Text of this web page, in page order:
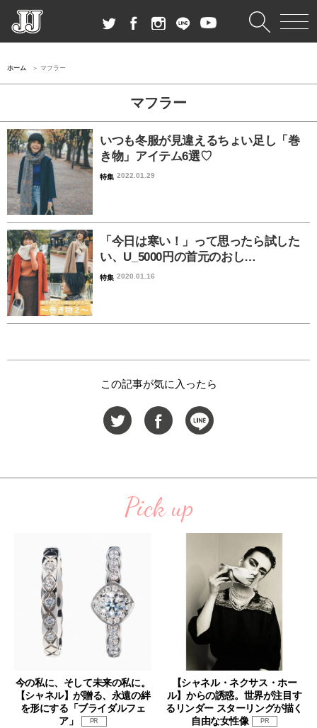
ホーム マフラー
マフラー
いつも冬服が見違えるちょい足し「巻
き物」アイテム6選♡
特集 2022.01.29
「今日は寒い！」って思ったら試した
い、U_5000円の首元のおし…
特集 2020.01.16
この記事が気に入ったら
Pick up
今の私に、そして未来の私に。
【シャネル】が贈る、永遠の絆
を形にする「ブライダルフェ
ア」
PR
【シャネル・ネクサス・ホー
ル】からの誘惑。世界が注目す
るリンダー スターリングが描く
自由な女性像
PR